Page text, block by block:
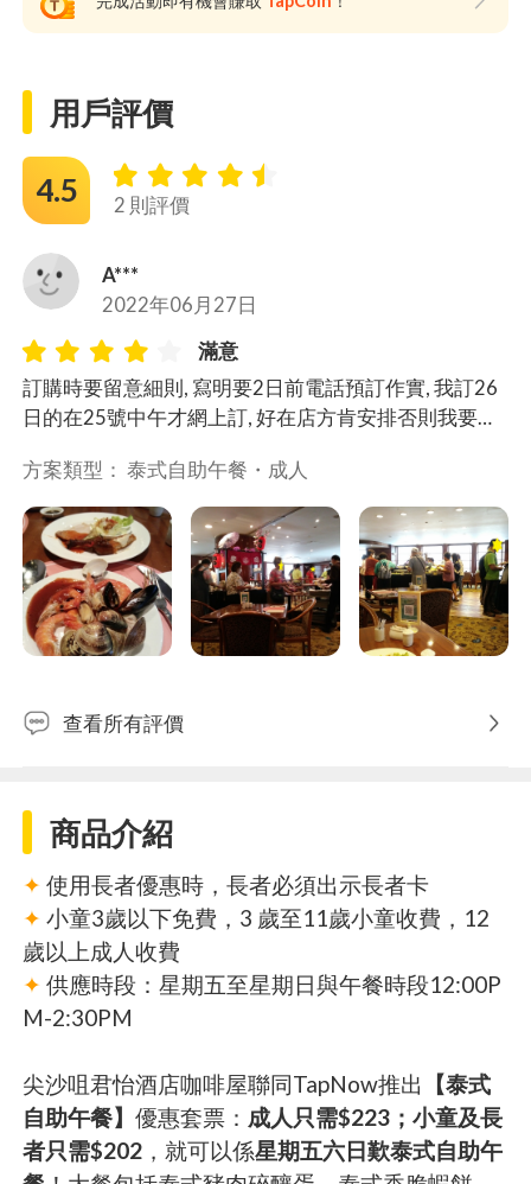
用戶評價
4.5 2 則評價
A***
2022年06月27日
滿意
訂購時要留意細則, 寫明要2日前電話預訂作實, 我訂26
日的在25號中午才網上訂, 好在店方肯安排否則我要浪
雖然有做本地包團餐, 由於暫時仍不算多包團, 所以還可
以.
方案類型： 泰式自助午餐・ 成人
查看所有評價
商品介紹
✦ 使用長者優惠時，長者必須出示長者卡
✦ 小童3歲以下免費，3 歲至11歲小童收費，12
歲以上成人收費
✦ 供應時段：星期五至星期日與午餐時段12:00P
M-2:30PM
尖沙咀君怡酒店咖啡屋聯同TapNow推出
【泰式
自助午餐】優惠套票： 成人只需$223；小童及長
者只需$202 ，就可以係星期五六日歎泰式自助午